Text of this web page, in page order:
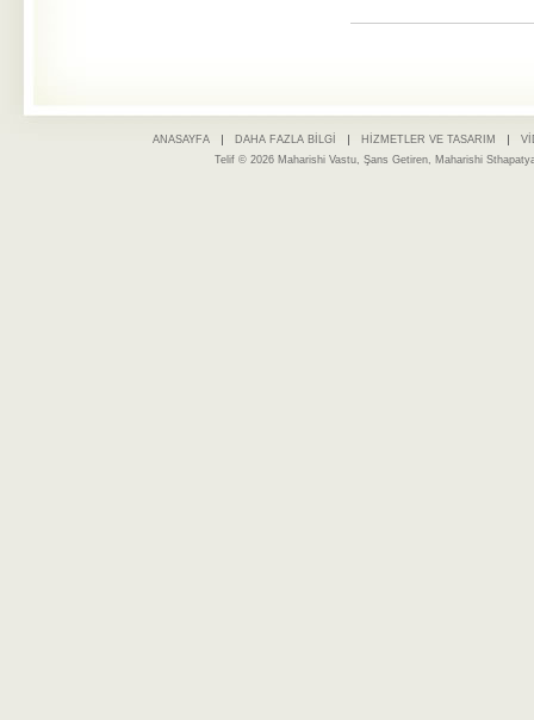
ANASAYFA DAHA FAZLA BILGI HIZMETLER VE TASARIM
Telif © 2026 Maharishi Vastu, Şans Getiren, Maharishi